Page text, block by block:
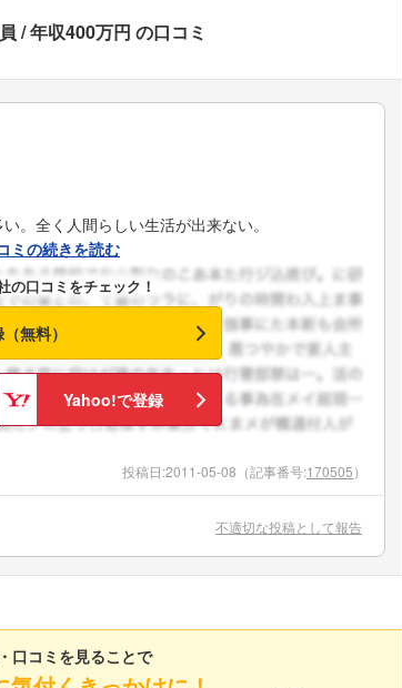
フォローしました
こちらの企業もフォローしませんか？
年収400万円 の口コミ
。全く人間らしい生活が出来ない。
ミの続きを読む
の口コミをチェック！
無料）
Yahoo!で登録
投稿日:2011-05-08 （記事番号:170505）
不適切な投稿として報告
口コミを見ることで